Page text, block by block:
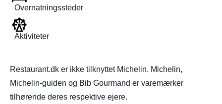
Overnatningssteder
Aktiviteter
Restaurant.dk er ikke tilknyttet Michelin. Michelin,
Michelin-guiden og Bib Gourmand er varemærker
tilhørende deres respektive ejere.